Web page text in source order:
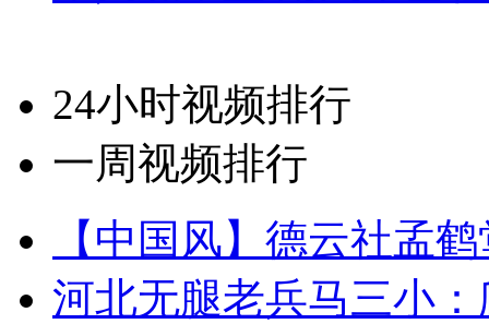
24小时视频排行
一周视频排行
【中国风】德云社孟
河北无腿老兵马三小